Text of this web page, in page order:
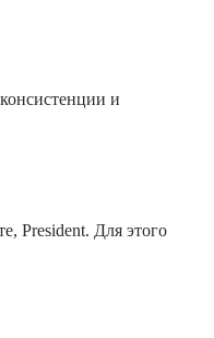
и
President. Для этого